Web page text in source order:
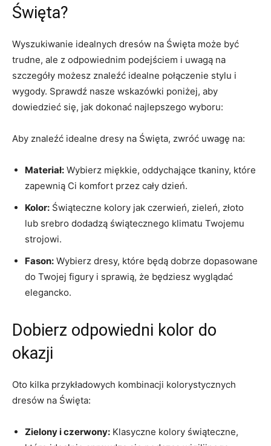
Święta?
Wyszukiwanie idealnych dresów na Święta może być
trudne, ale z odpowiednim podejściem ​i uwagą na
szczegóły możesz znaleźć idealne połączenie ⁣stylu ​i
⁤wygody. Sprawdź nasze wskazówki⁤ poniżej, aby
dowiedzieć się,‌ jak dokonać​ najlepszego wyboru:
Aby znaleźć idealne dresy na Święta, zwróć uwagę na:
Materiał: Wybierz miękkie, oddychające tkaniny, ‍które
zapewnią Ci komfort przez cały dzień.
Kolor: Świąteczne⁤ kolory jak⁣ czerwień, zieleń, złoto
lub srebro dodadzą świątecznego klimatu Twojemu
strojowi.
Fason: Wybierz dresy, które będą dobrze dopasowane
do Twojej figury i sprawią, że będziesz wyglądać
elegancko.
Dobierz odpowiedni kolor do
okazji
Oto kilka przykładowych kombinacji kolorystycznych⁢
dresów na Święta:
Zielony i czerwony: Klasyczne kolory świąteczne,